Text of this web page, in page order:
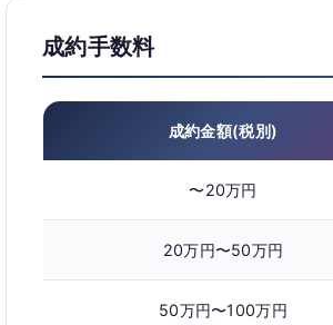
成約手数料
成約金額(税別)
〜20万円
20万円〜50万円
50万円〜100万円